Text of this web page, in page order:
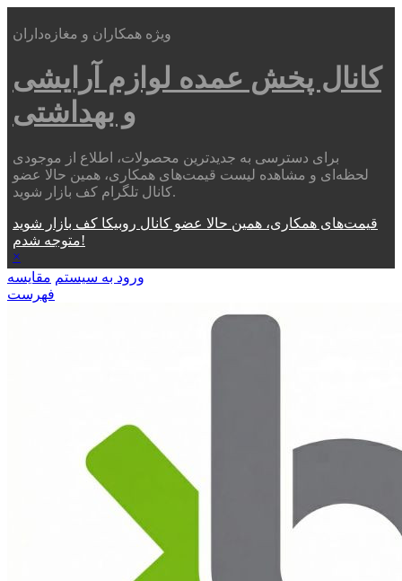
ویژه همکاران و مغازه‌داران
کانال پخش عمده لوازم آرایشی
و بهداشتی
برای دسترسی به جدیدترین محصولات، اطلاع از موجودی
لحظه‌ای و مشاهده لیست قیمت‌های همکاری، همین حالا عضو
کانال تلگرام کف بازار شوید.
قیمت‌های همکاری، همین حالا عضو کانال روبیکا کف بازار شوید
متوجه شدم!
×
ورود به سیستم مقایسه
فهرست